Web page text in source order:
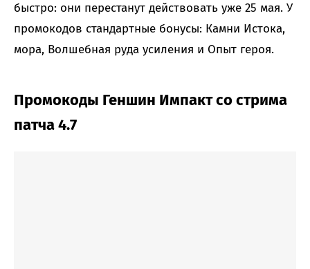
быстро: они перестанут действовать уже 25 мая. У
промокодов стандартные бонусы: Камни Истока,
мора, Волшебная руда усиления и Опыт героя.
Промокоды Геншин Импакт со стрима
патча 4.7